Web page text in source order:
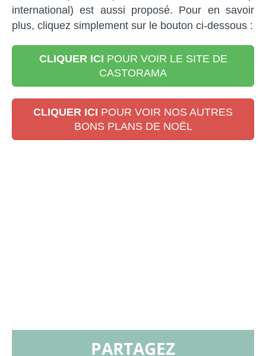
international) est aussi proposé. Pour en savoir
plus, cliquez simplement sur le bouton ci-dessous :
CLIQUER ICI POUR VOIR LE SITE DE
CASTORAMA
CLIQUER ICI POUR VOIR NOS AUTRES
BONS PLANS DE NOËL
PARTAGEZ